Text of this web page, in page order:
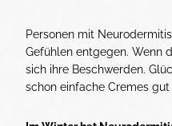
Personen mit
Gefühlen entgegen. Wenn
sich ihre Beschwerden.
schon einfache Cremes